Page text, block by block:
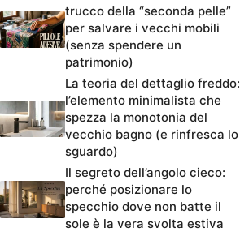
trucco della “seconda pelle”
per salvare i vecchi mobili
(senza spendere un
patrimonio)
La teoria del dettaglio freddo:
l’elemento minimalista che
spezza la monotonia del
vecchio bagno (e rinfresca lo
sguardo)
Il segreto dell’angolo cieco:
perché posizionare lo
specchio dove non batte il
sole è la vera svolta estiva